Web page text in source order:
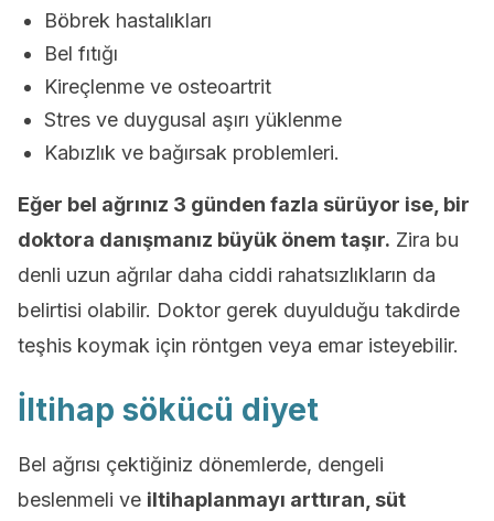
Böbrek hastalıkları
Bel fıtığı
Kireçlenme ve osteoartrit
Stres ve duygusal aşırı yüklenme
Kabızlık ve bağırsak problemleri.
Eğer bel ağrınız 3 günden fazla sürüyor ise, bir
doktora danışmanız büyük önem taşır. Zira bu
denli uzun ağrılar daha ciddi rahatsızlıkların da
belirtisi olabilir. Doktor gerek duyulduğu takdirde
teşhis koymak için röntgen veya emar isteyebilir.
İltihap sökücü diyet
Bel ağrısı çektiğiniz dönemlerde, dengeli
beslenmeli ve iltihaplanmayı arttıran, süt